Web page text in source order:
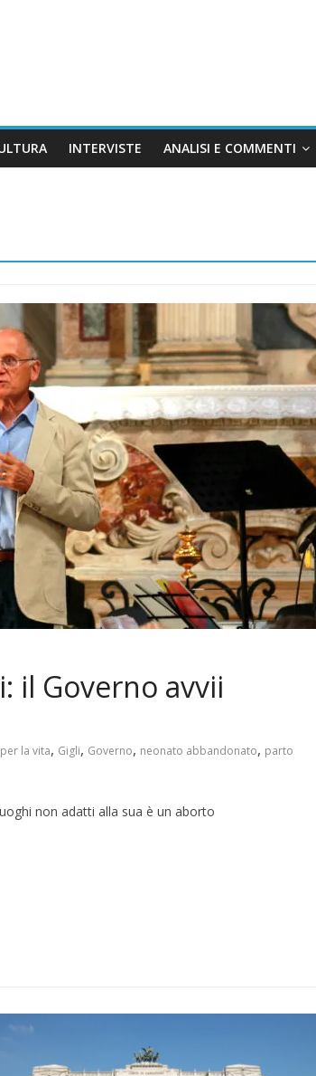
INTERVISTE ANALISI E COMMENTI
il Governo avvii
la vita, Gigli, Governo, neonato abbandonato, parto
non adatti alla sua è un aborto